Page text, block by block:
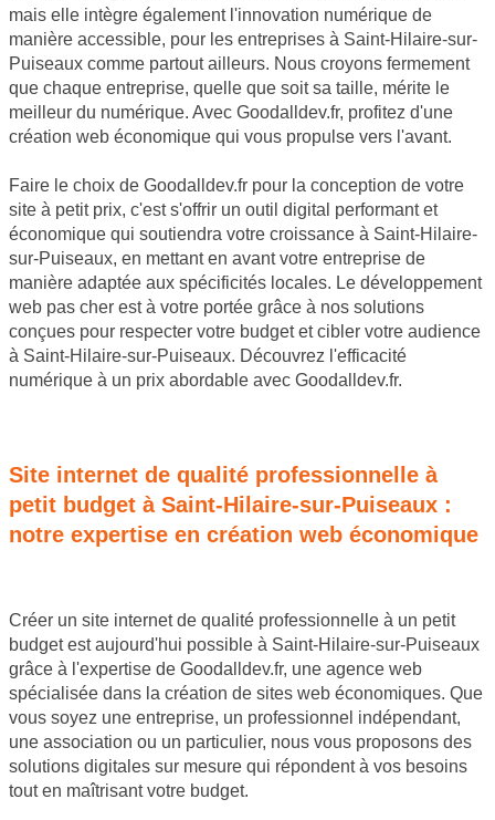
mais elle intègre également l'innovation numérique de
manière accessible, pour les entreprises à Saint-Hilaire-sur-
Puiseaux comme partout ailleurs. Nous croyons fermement
que chaque entreprise, quelle que soit sa taille, mérite le
meilleur du numérique. Avec Goodalldev.fr, profitez d'une
création web économique qui vous propulse vers l'avant.
Faire le choix de Goodalldev.fr pour la conception de votre
site à petit prix, c'est s'offrir un outil digital performant et
économique qui soutiendra votre croissance à Saint-Hilaire-
sur-Puiseaux, en mettant en avant votre entreprise de
manière adaptée aux spécificités locales. Le développement
web pas cher est à votre portée grâce à nos solutions
conçues pour respecter votre budget et cibler votre audience
à Saint-Hilaire-sur-Puiseaux. Découvrez l'efficacité
numérique à un prix abordable avec Goodalldev.fr.
Site internet de qualité professionnelle à
petit budget à Saint-Hilaire-sur-Puiseaux :
notre expertise en création web économique
Créer un site internet de qualité professionnelle à un petit
budget est aujourd'hui possible à Saint-Hilaire-sur-Puiseaux
grâce à l'expertise de Goodalldev.fr, une agence web
spécialisée dans la création de sites web économiques. Que
vous soyez une entreprise, un professionnel indépendant,
une association ou un particulier, nous vous proposons des
solutions digitales sur mesure qui répondent à vos besoins
tout en maîtrisant votre budget.